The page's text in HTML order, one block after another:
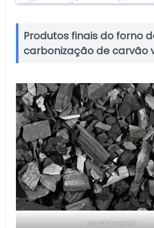
Produtos finais do forno
carbonização de carvão
carvão vegetal